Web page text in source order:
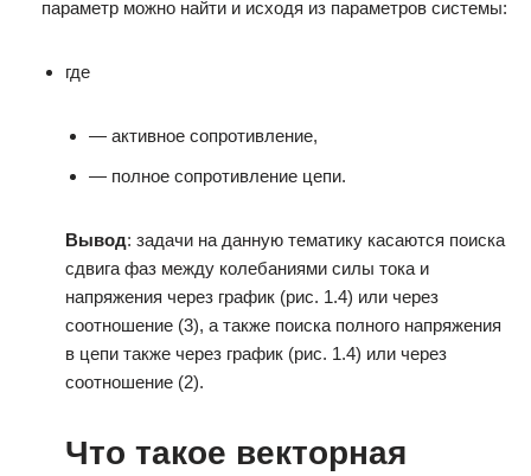
параметр можно найти и исходя из параметров системы:
где
— активное сопротивление,
— полное сопротивление цепи.
Вывод: задачи на данную тематику касаются поиска
сдвига фаз между колебаниями силы тока и
напряжения через график (рис. 1.4) или через
соотношение (3), а также поиска полного напряжения
в цепи также через график (рис. 1.4) или через
соотношение (2).
Что такое векторная